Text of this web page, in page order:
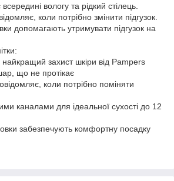
вологу та рідкий стілець.
коли потрібно змінити підгузок.
допомагають утримувати підгузок на
захист шкіри від Pampers
що не протікає
коли потрібно поміняти
каналами для ідеальної сухості до 12
забезпечують комфортну посадку